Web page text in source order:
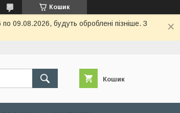
Кошик
09.08.2026, будуть оброблені пізніше. З
Кошик